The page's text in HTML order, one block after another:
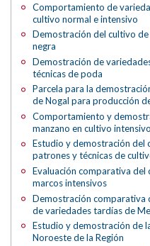
Comportamiento de
cultivo normal e intensivo
Demostración del cultivo
negra
Demostración de
técnicas de poda
Parcela para la
de Nogal para producción
Comportamiento y
manzano en cultivo intensivo
Estudio y demostración del
patrones y técnicas de
Evaluación comparativa
marcos intensivos
Demostración comparativa
de variedades tardías de
Estudio y demostración de
Noroeste de la Región